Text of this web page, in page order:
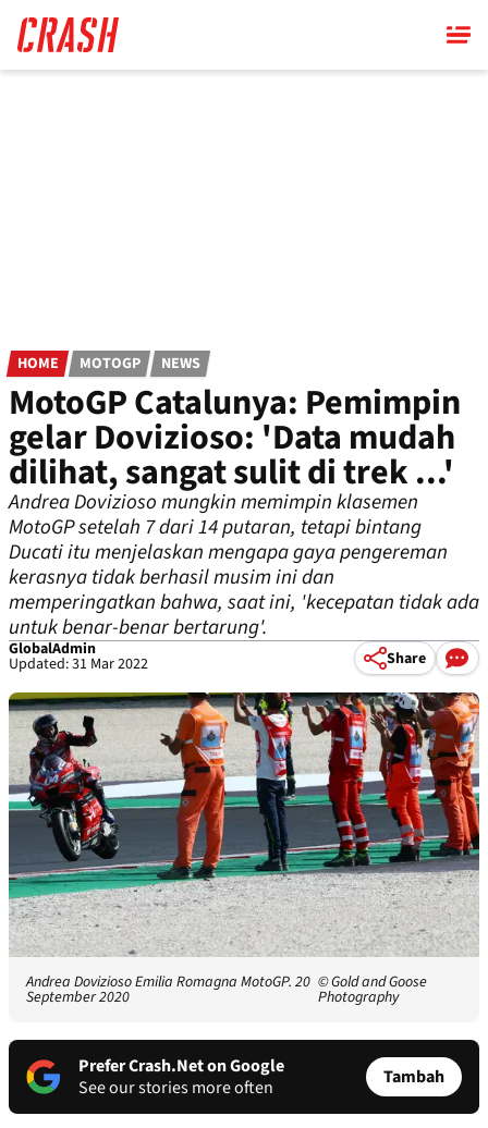
main
content
HOME MOTOGP NEWS
MotoGP Catalunya: Pemimpin
gelar Dovizioso: 'Data mudah
dilihat, sangat sulit di trek ...'
Andrea Dovizioso mungkin memimpin klasemen
MotoGP setelah 7 dari 14 putaran, tetapi bintang
Ducati itu menjelaskan mengapa gaya pengereman
kerasnya tidak berhasil musim ini dan
memperingatkan bahwa, saat ini, 'kecepatan tidak ada
untuk benar-benar bertarung'.
GlobalAdmin
Updated: 31 Mar 2022 Share
Andrea Dovizioso Emilia Romagna MotoGP. 20
September 2020
© Gold and Goose
Photography
Prefer Crash.Net on Google
See our stories more often
Tambah